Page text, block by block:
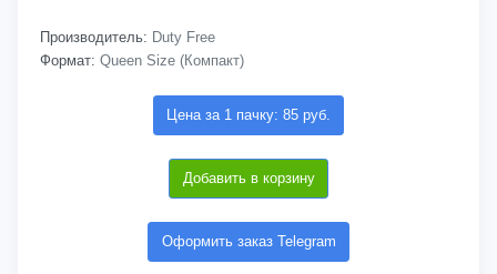
Производитель: Duty Free
Формат: Queen Size (Компакт)
Цена за 1 пачку: 85 руб.
Добавить в корзину
Оформить заказ Telegram